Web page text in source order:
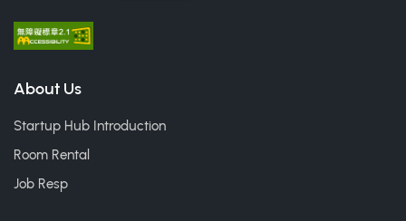
About Us
Startup Hub Introduction
Room Rental
Job Resp